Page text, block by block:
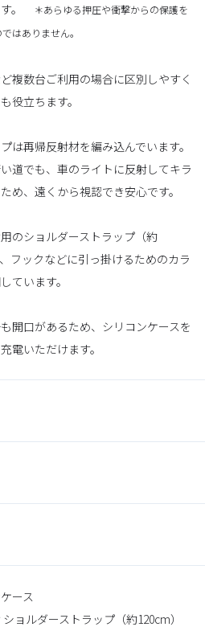
。
＊あらゆる押圧や衝撃からの保護を
はありません。
複数台ご利用の場合に区別しやすく
役立ちます。
は再帰反射材を編み込んでいます。
道でも、車のライトに反射してキラ
め、遠くから視認でき安心です。
のショルダーストラップ（約
フックなどに引っ掛けるためのカラ
ています。
開口があるため、シリコンケースを
電いただけます。
ース
ショルダーストラップ（約120cm）